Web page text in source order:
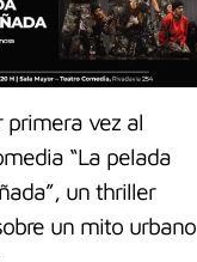
primera vez al
“La pelada
un thriller
un mito urbano